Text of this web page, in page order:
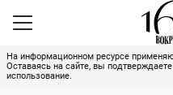
На информационном ресурсе
Оставаясь на сайте, вы
использование.